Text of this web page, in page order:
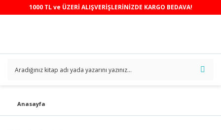
1000 TL ve ÜZERİ ALIŞVERİŞLERİNİZDE KARGO BEDAVA!
Anasayfa